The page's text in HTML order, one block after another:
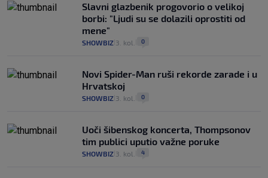
Slavni glazbenik progovorio o velikoj
borbi: "Ljudi su se dolazili oprostiti od
mene"
SHOWBIZ 3. kol. 0
Novi Spider-Man ruši rekorde zarade i u
Hrvatskoj
SHOWBIZ 3. kol. 0
Uoči šibenskog koncerta, Thompsonov
tim publici uputio važne poruke
SHOWBIZ 3. kol. 4